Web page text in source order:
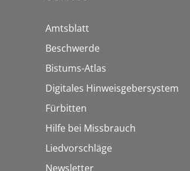
Amtsblatt
Beschwerde
Bistums-Atlas
Digitales Hinweisgebersystem
Fürbitten
Hilfe bei Missbrauch
Liedvorschläge
Newsletter